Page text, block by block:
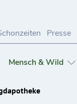
Presse
Mensch & Wild